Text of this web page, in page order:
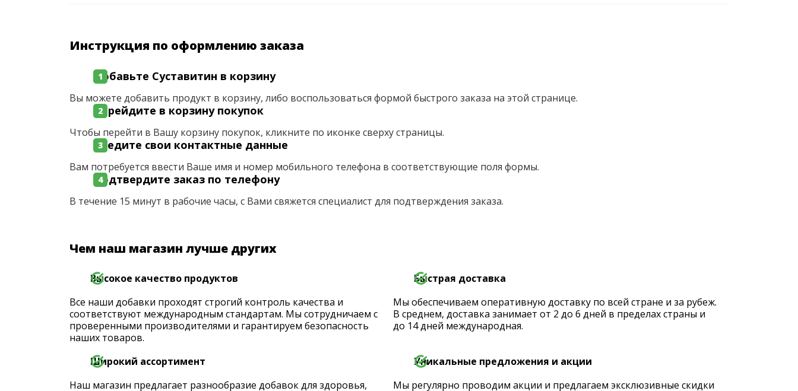
Инструкция по оформлению заказа
Добавьте Суставитин в корзину
Вы можете добавить продукт в корзину, либо воспользоваться формой быстрого заказа на этой странице.
Перейдите в корзину покупок
Чтобы перейти в Вашу корзину покупок, кликните по иконке сверху страницы.
Введите свои контактные данные
Вам потребуется ввести Ваше имя и номер мобильного телефона в соответствующие поля формы.
Подтвердите заказ по телефону
В течение 15 минут в рабочие часы, с Вами свяжется специалист для подтверждения заказа.
Чем наш магазин лучше других
Высокое качество продуктов
Все наши добавки проходят строгий контроль качества и
соответствуют международным стандартам. Мы сотрудничаем с
проверенными производителями и гарантируем безопасность
наших товаров.
Быстрая доставка
Мы обеспечиваем оперативную доставку по всей стране и за рубеж.
В среднем, доставка занимает от 2 до 6 дней в пределах страны и
до 14 дней международная.
Широкий ассортимент
Наш магазин предлагает разнообразие добавок для здоровья,
Уникальные предложения и акции
Мы регулярно проводим акции и предлагаем эксклюзивные скидки